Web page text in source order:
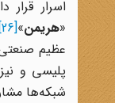
اسرار
«هریمن»
[26]
عظیم صنعتی
شبکه‌ها